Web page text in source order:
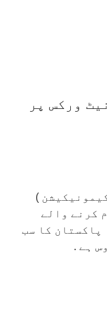
ورکس پر
)
کرنے والے
پاکستان کا سب
ہے .